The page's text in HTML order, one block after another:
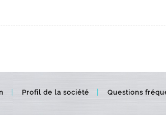
Profil de la société Questions